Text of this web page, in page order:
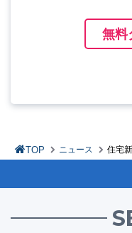
無料
TOP ニュース 住宅